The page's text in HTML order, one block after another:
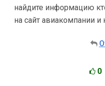
найдите информацию
на сайт авиакомпании и
0